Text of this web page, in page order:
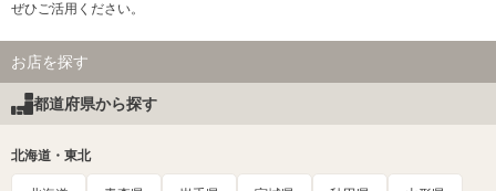
ぜひご活用ください。
お店を探す
都道府県から探す
北海道・東北